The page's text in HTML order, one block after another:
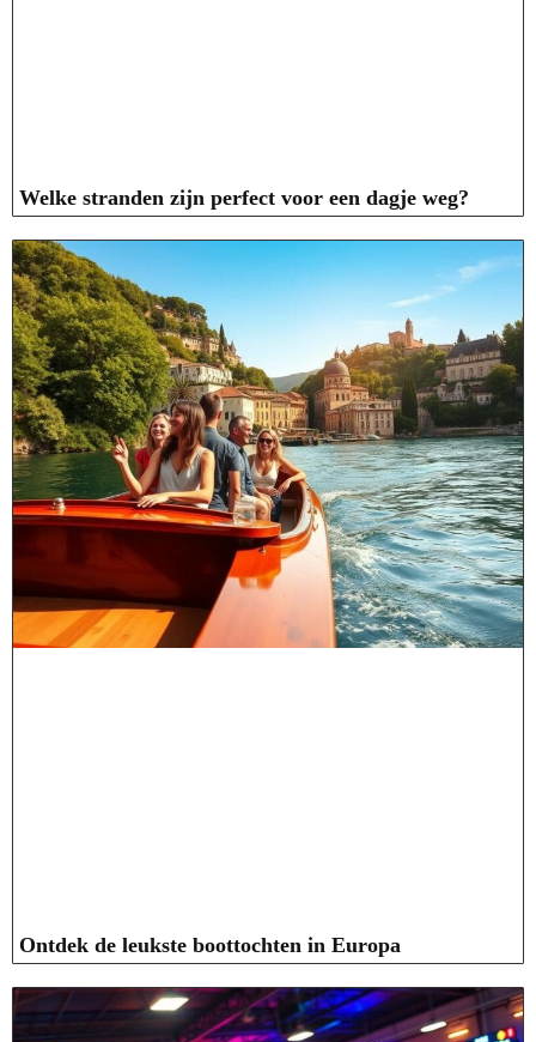
Welke stranden zijn perfect voor een dagje weg?
Ontdek de leukste boottochten in Europa